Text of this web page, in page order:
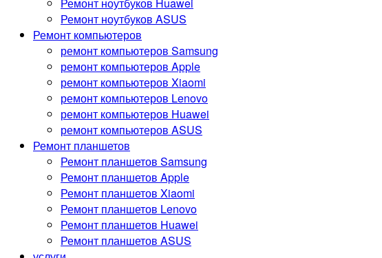
Ремонт ноутбуков ASUS
Ремонт компьютеров
ремонт компьютеров Samsung
ремонт компьютеров Apple
ремонт компьютеров Xiaomi
ремонт компьютеров Lenovo
ремонт компьютеров Huawei
ремонт компьютеров ASUS
Ремонт планшетов
Ремонт планшетов Samsung
Ремонт планшетов Apple
Ремонт планшетов Xiaomi
Ремонт планшетов Lenovo
Ремонт планшетов Huawei
Ремонт планшетов ASUS